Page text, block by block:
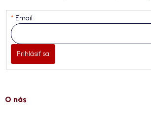
Email
Prihlásiť sa
O nás